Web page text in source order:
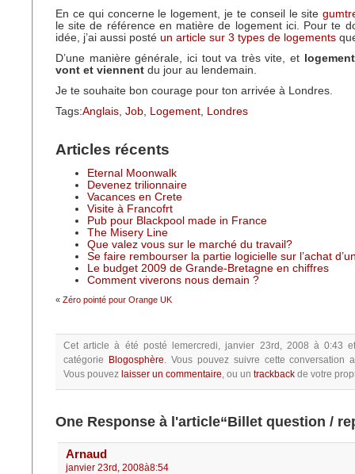
En ce qui concerne le logement, je te conseil le site
le site de référence en matière de logement ici. Pour te
idée, j’ai aussi posté un article sur 3 types de logements
D’une manière générale, ici tout va très vite, et
vont et viennent du jour au lendemain.
Je te souhaite bon courage pour ton arrivée à Londres.
Tags:Anglais, Job, Logement, Londres
Articles récents
Eternal Moonwalk
Devenez trilionnaire
Vacances en Crete
Visite à Francofrt
Pub pour Blackpool made in France
The Misery Line
Que valez vous sur le marché du travail?
Se faire rembourser la partie logicielle sur l’achat
Le budget 2009 de Grande-Bretagne en chiffres
Comment viverons nous demain ?
« Zéro pointé pour Orange UK
Cet article à été posté lemercredi, janvier 23rd, 2008 à 0:43
catégorie
Blogosphère. Vous pouvez suivre cette conversation
Vous pouvez laisser un commentaire, ou un trackback de votre
One Response à l'article“Billet question /
Arnaud
janvier 23rd, 2008à8:54